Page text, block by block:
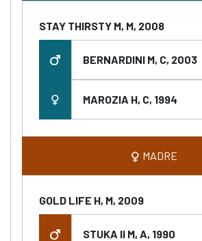
STAY THIRSTY M, M, 2008
BERNARDINI M, C, 2003
MAROZIA H, C, 1994
MADRE
GOLD LIFE H, M, 2009
STUKA II M, A, 1990